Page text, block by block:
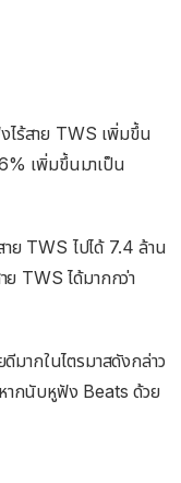
ร้สาย TWS เพิ่มขึ้น
เพิ่มขึ้นมาเป็น
TWS ไปได้ 7.4 ล้าน
ย TWS ได้มากกว่า
มากในไตรมาสดังกล่าว
ากนับหูฟัง Beats ด้วย